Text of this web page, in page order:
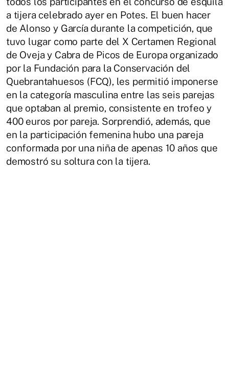
a tijera celebrado ayer en Potes. El buen hacer
de Alonso y García durante la competición, que
tuvo lugar como parte del X Certamen Regional
de Oveja y Cabra de Picos de Europa organizado
por la Fundación para la Conservación del
Quebrantahuesos (FCQ), les permitió imponerse
en la categoría masculina entre las seis parejas
que optaban al premio, consistente en trofeo y
400 euros por pareja. Sorprendió, además, que
en la participación femenina hubo una pareja
conformada por una niña de apenas 10 años que
demostró su soltura con la tijera.